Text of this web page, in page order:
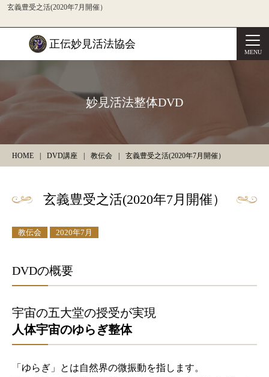
玄義豊受之活(2020年7月開催）
正伝妙見活法協会
MENU
妙見活法整体DVD
HOME DVD講座 教伝会 玄義豊受之活(2020年7月開催）
玄義豊受之活(2020年7月開催）
教伝会 2020年7月
DVDの概要
宇宙の五大堂の授受が実現
人体宇宙のゆらぎ整体
「ゆらぎ」とは自然界の微振動を指します。